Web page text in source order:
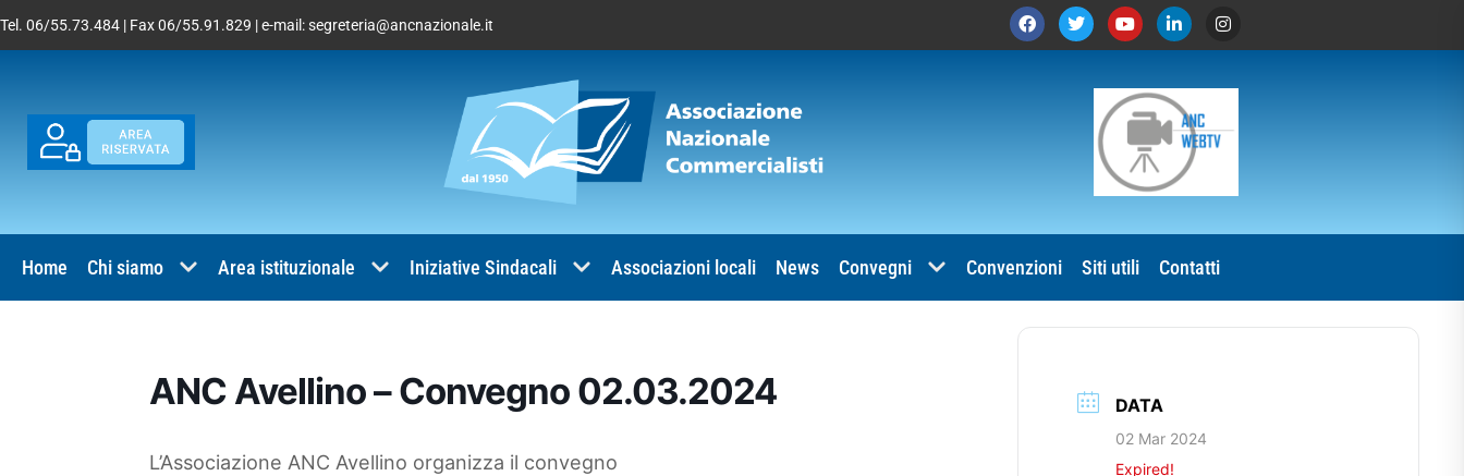
Tel. 06/55.73.484 | Fax 06/55.91.829 | e-mail:segreteria@ancnazionale.it
Home Chi siamo Area istituzionale Iniziative Sindacali Associazioni locali News Convegni Convenzioni Siti utili Contatti
ANC Avellino – Convegno 02.03.2024
L’Associazione ANC Avellino organizza il convegno
DATA
02 Mar 2024
Expired!